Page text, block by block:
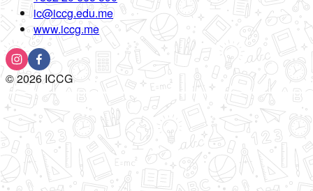
ic@iccg.edu.me
www.iccg.me
©2026ICCG